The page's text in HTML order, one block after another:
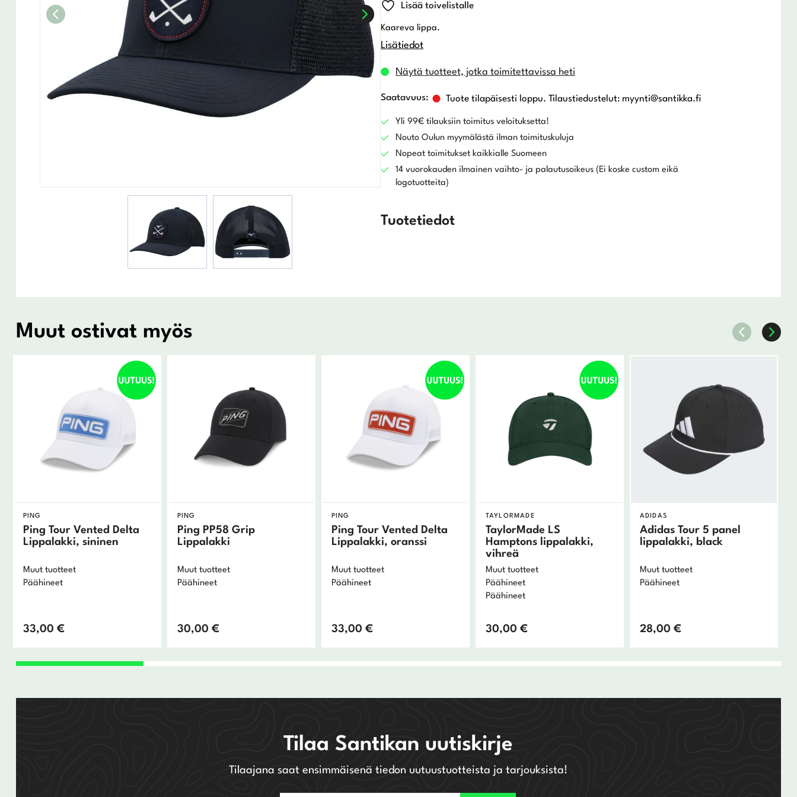
Wedget
Miesten täyssetit
Naisten täyssetit
Naisten aloittelijan setit
Lisää toivelistalle
Kaareva lippa.
Lisätiedot
Näytä tuotteet, jotka toimitettavissa heti
Tuote tilapäisesti loppu. Tilaustiedustelut: myynti@santikka.fi
Yli 99€ tilauksiin toimitus veloituksetta!
Nouto Oulun myymälästä ilman toimituskuluja
Nopeat toimitukset kaikkialle Suomeen
14 vuorokauden ilmainen vaihto- ja palautusoikeus (Ei koske custom eikä
logotuotteita)
Tuotetiedot
Muut ostivat myös
PING
Ping Tour Vented Delta
Lippalakki, sininen
Muut tuotteet
Päähineet
33,00 €
PING
Ping PP58 Grip
Lippalakki
Muut tuotteet
Päähineet
30,00 €
PING
Ping Tour Vented Delta
Lippalakki, oranssi
Muut tuotteet
Päähineet
33,00 €
TAYLORMADE
TaylorMade LS
Hamptons lippalakki,
vihreä
Muut tuotteet
Päähineet
Päähineet
30,00 €
ADIDAS
Adidas Tour 5 panel
lippalakki, black
Muut tuotteet
Päähineet
28,00 €
Tilaa Santikan uutiskirje
Tilaajana saat ensimmäisenä tiedon uutuustuotteista ja tarjouksista!